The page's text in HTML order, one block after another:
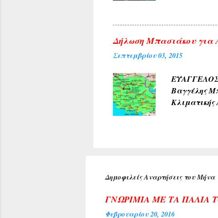
πρύτανη
Κέντρου
αιθούσης
Δήλωση Μπασιάκου για
Σεπτεμβρίου 03, 2015
Βαγγέλης
Κλιματικής
του, οι
για
Δημοφιλείς Αναρτήσεις του Μήνα
ΓΝΩΡΙΜΙΑ ΜΕ ΤΑ ΠΑΛΙΑ
Φεβρουαρίου 20, 2016